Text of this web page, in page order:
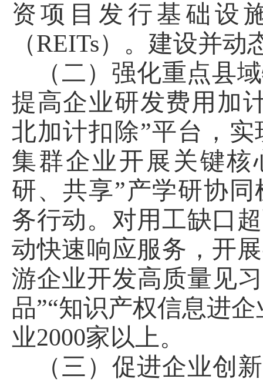
资项目发行基础设
（REITs）。建设并
（二）强化重点县
提高企业研发费用加
北加计扣除”平台，
集群企业开展关键
研、共享”产学研协
务行动。对用工缺口
动快速响应服务，开
游企业开发高质量见
品”“知识产权信息进
业2000家以上。
（三）促进企业创